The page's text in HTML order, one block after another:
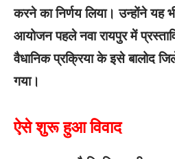
करने का निर्णय लिया। उन्होंने यह
आयोजन पहले नवा रायपुर में
वैधानिक प्रक्रिया के इसे बालोद
गया।
ऐसे शुरू हुआ विवाद